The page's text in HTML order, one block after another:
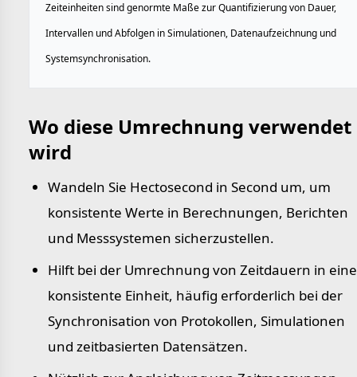
Zeiteinheiten sind genormte Maße zur Quantifizierung von Dauer,
Intervallen und Abfolgen in Simulationen, Datenaufzeichnung und
Systemsynchronisation.
Wo diese Umrechnung verwendet
wird
Wandeln Sie Hectosecond in Second um, um
konsistente Werte in Berechnungen, Berichten
und Messsystemen sicherzustellen.
Hilft bei der Umrechnung von Zeitdauern in eine
konsistente Einheit, häufig erforderlich bei der
Synchronisation von Protokollen, Simulationen
und zeitbasierten Datensätzen.